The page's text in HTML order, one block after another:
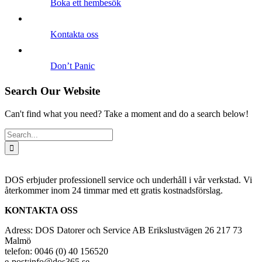
Boka ett hembesök
Kontakta oss
Don’t Panic
Search Our Website
Can't find what you need? Take a moment and do a search below!
Search
for:
DOS erbjuder professionell service och underhåll i vår verkstad. Vi
återkommer inom 24 timmar med ett gratis kostnadsförslag.
KONTAKTA OSS
Adress: DOS Datorer och Service AB Erikslustvägen 26 217 73
Malmö
telefon: 0046 (0) 40 156520